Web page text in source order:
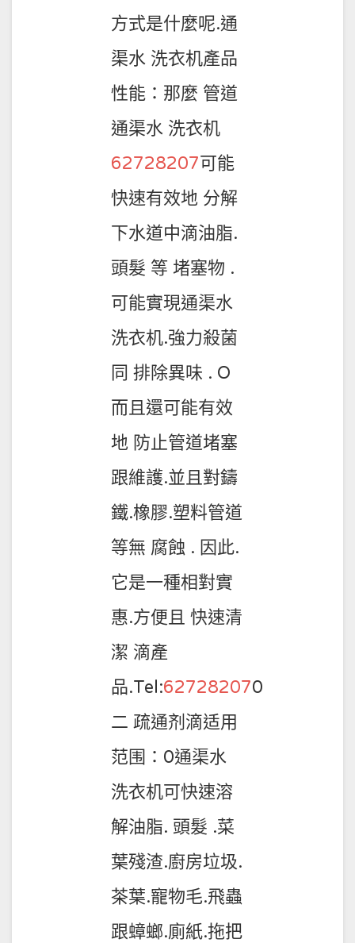
方式是什麼呢.通
渠水 洗衣机產品
性能：那麼 管道
通渠水 洗衣机
62728207可能
快速有效地 分解
下水道中滴油脂.
頭髮 等 堵塞物 .
可能實現通渠水
洗衣机.強力殺菌
同 排除異味 . O
而且還可能有效
地 防止管道堵塞
跟維護.並且對鑄
鐵.橡膠.塑料管道
等無 腐蝕 . 因此.
它是一種相對實
惠.方便且 快速清
潔 滴產
品.Tel:627282070
二 疏通剂滴适用
范围：0通渠水
洗衣机可快速溶
解油脂. 頭髮 .菜
葉殘渣.廚房垃圾.
茶葉.寵物毛.飛蟲
跟蟑螂.廁紙.拖把